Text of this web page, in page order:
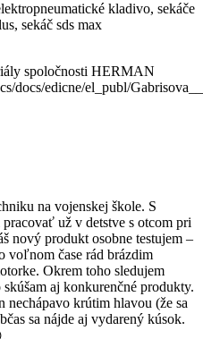
kladivo, sekáče
sekáč sds max
spoločnosti HERMAN
docs/edicne/el_publ/
na vojenskej škole. S
už v detstve s otcom pri
nový produkt osobne testujem –
voľnom čase rád brázdim
Okrem toho sledujem
aj konkurenčné produkty.
krútim hlavou (že sa
sa nájde aj vydarený kúsok.